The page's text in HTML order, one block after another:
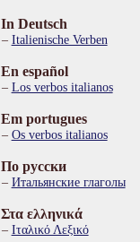
In Deutsch
Italienische Verben
En español
Los verbos italianos
Em portugues
Os verbos italianos
По русски
Итальянские глаголы
Στα ελληνικά
Ιταλικό Λεξικό